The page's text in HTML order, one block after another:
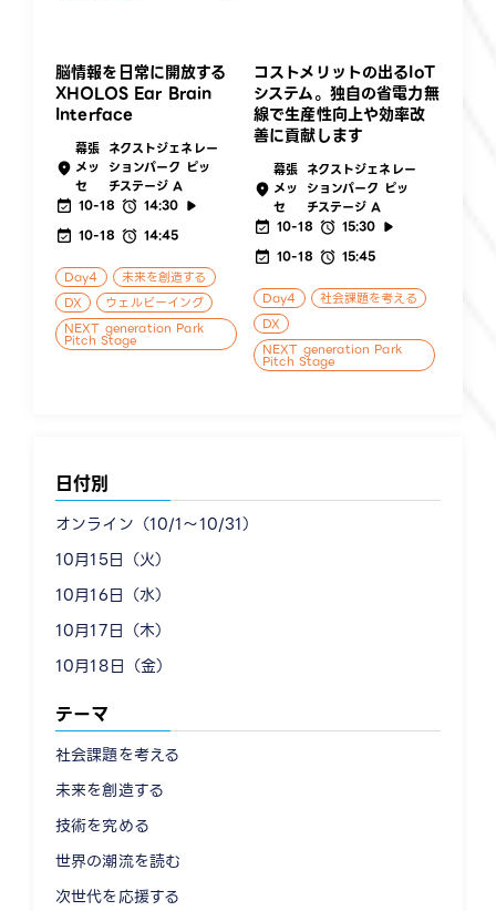
日付別
オンライン（10/1〜10/31）
10月15日（火）
10月16日（水）
10月17日（木）
10月18日（金）
テーマ
社会課題を考える
未来を創造する
技術を究める
世界の潮流を読む
次世代を応援する
脳情報を日常に開放する
XHOLOS Ear Brain
Interface
幕張
メッ
セ
ネクストジェネレー
ションパーク ピッ
チステージ A
10-18
14:30
10-18
14:45
Day4
未来を創造する
DX
ウェルビーイング
NEXT generation Park
Pitch Stage
コストメリットの出るIoT
システム。独自の省電力無
線で生産性向上や効率改
善に貢献します
幕張
メッ
セ
ネクストジェネレー
ションパーク ピッ
チステージ A
10-18
15:30
10-18
15:45
Day4
社会課題を考える
DX
NEXT generation Park
Pitch Stage